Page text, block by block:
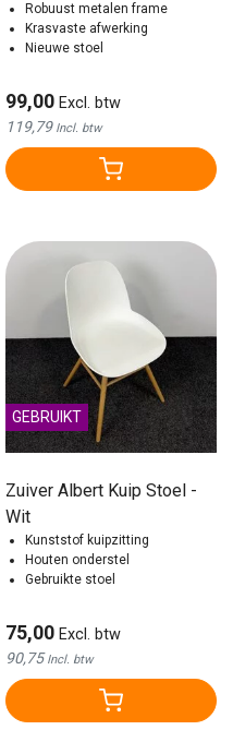
Robuust metalen frame
Krasvaste afwerking
Nieuwe stoel
99,00 Excl. btw
119,79 Incl. btw
GEBRUIKT
Zuiver Albert Kuip Stoel -
Wit
Kunststof kuipzitting
Houten onderstel
Gebruikte stoel
75,00 Excl. btw
90,75Incl. btw